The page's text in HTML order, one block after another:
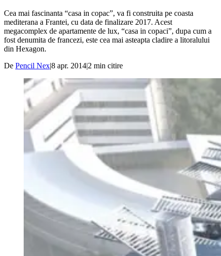
Cea mai fascinanta “casa in copac”, va fi construita pe coasta
mediterana a Frantei, cu data de finalizare 2017. Acest
megacomplex de apartamente de lux, “casa in copaci”, dupa cum a
fost denumita de francezi, este cea mai asteapta cladire a litoralului
din Hexagon.
De Pencil Nex|8 apr. 2014|2 min citire